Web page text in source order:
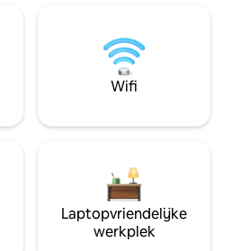
Wifi
Laptopvriendelijke
werkplek